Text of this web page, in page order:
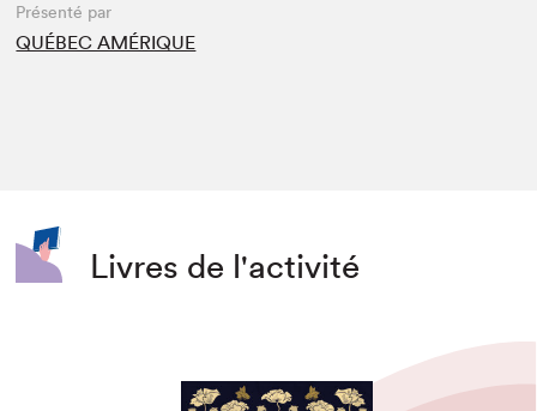
Présenté par
QUÉBEC AMÉRIQUE
Livres de l'activité